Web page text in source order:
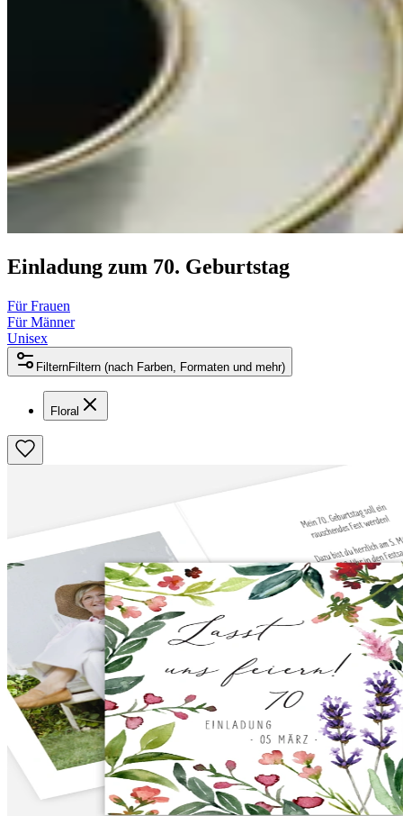
Einladung zum 70. Geburtstag
Für Frauen
Für Männer
Unisex
FilternFiltern (nach Farben, Formaten und mehr)
Floral